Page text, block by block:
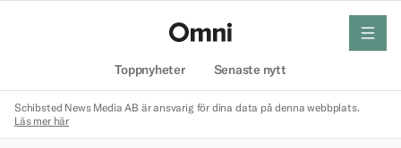
Toppnyheter Senaste nytt
meny
Schibsted News Media AB är ansvarig för dina data på denna webbplats.
Läs mer här